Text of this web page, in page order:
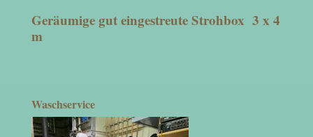
Geräumige gut eingestreute Strohbox 3 x 4
m
Waschservice